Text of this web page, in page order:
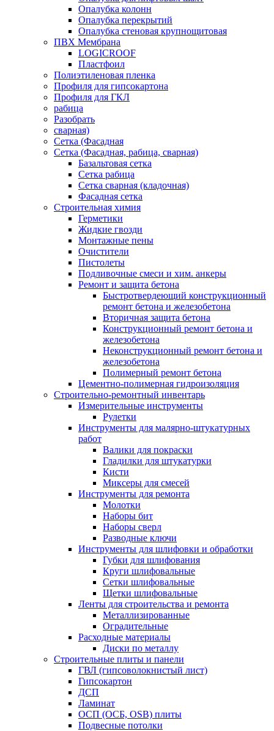
Опалубка колонн
Опалубка перекрытий
Опалубка стеновая крупнощитовая
ПВХ Мембрана
LOGICROOF
Плaстфoил
Полиэтиленовая пленка
Профиля для гипсокартона
Профиля для ГКЛ
рабица
Разобрать
сварная)
Сетка (Фасадная
Сетка (Фасадная, рабица, сварная)
Базальтовая сетка
Сетка рабица
Сетка сварная (кладочная)
Фасадная сетка
Строительная химия
Герметики
Жидкие гвозди
Монтажные пены
Очистители
Пистолеты
Подливочные смеси и хим. анкеры
Ремонт и защита бетона
Быстротвердеющий конструкционный
ремонт бетона и железобетона
Вторичная защита бетона
Конструкционный ремонт бетона и
железобетона
Неконструкционный ремонт бетона и
железобетона
Полимерный ремонт бетона
Цементно-полимерная гидроизоляция
Строительно-ремонтный инвентарь
Измерительные инструменты
Рулетки
Инструменты для малярно-штукатурных
работ
Валики для покраски
Гладилки для штукатурки
Кисти
Миксеры для смесей
Инструменты для ремонта
Молотки
Наборы бит
Наборы сверл
Разводные ключи
Инструменты для шлифовки и обработки
Губки для шлифования
Круги шлифовальные
Сетки шлифовальные
Щетки шлифовальные
Ленты для строительства и ремонта
Металлизированные
Оградительные
Расходные материалы
Диски по металлу
Строительные плиты и панели
ГВЛ (гипсоволокнистый лист)
Гипсокартон
ДСП
Ламинат
ОСП (ОСБ, OSB) плиты
Подвесные потолки